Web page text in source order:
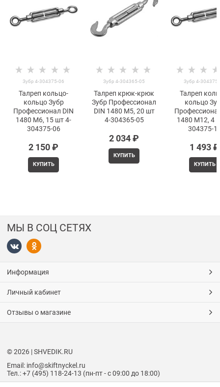
Зубр 4-304375-06
Талреп кольцо-
кольцо Зубр
Профессионал DIN
1480 М6, 15 шт 4-
304375-06
2 150 ₽
КУПИТЬ
Зубр 4-304365-05
Талреп крюк-крюк
Зубр Профессионал
DIN 1480 М5, 20 шт
4-304365-05
2 034 ₽
КУПИТЬ
Зубр 4-
Талреп
кольцо
1480 М12, 4
304375-
1 493 ₽
КУПИТЬ
МЫ В СОЦ СЕТЯХ
Информация
Личный кабинет
Отзывы о магазине
© 2026 | SHVEDIK.RU
Email: info@skiftnyckel.ru
Тел.: +7 (495) 118-24-13 (пн-пт - с 09:00 до 18:00)